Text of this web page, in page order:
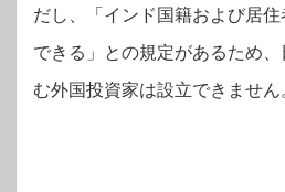
だし、「インド国籍および居
できる」との規定があるため
む外国投資家は設立できません